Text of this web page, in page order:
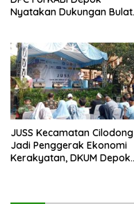
Nyatakan Dukungan Bulat
JUSS Kecamatan Cilodong
Jadi Penggerak Ekonomi
Kerakyatan, DKUM Depok